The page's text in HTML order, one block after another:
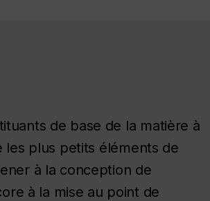
de base de la matière à
les plus petits éléments de
à la conception de
à la mise au point de